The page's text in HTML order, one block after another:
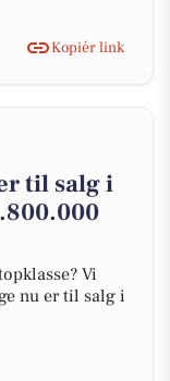
Kopiér link
til salg i
Vi
nu er til salg i